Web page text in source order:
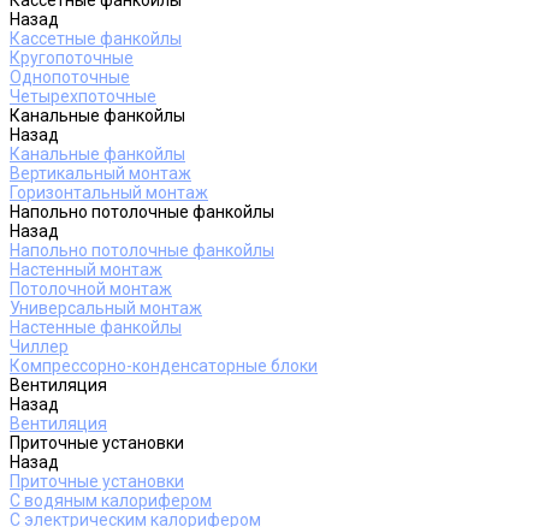
Назад
Кассетные фанкойлы
Кругопоточные
Однопоточные
Четырехпоточные
Канальные фанкойлы
Назад
Канальные фанкойлы
Вертикальный монтаж
Горизонтальный монтаж
Напольно потолочные фанкойлы
Назад
Напольно потолочные фанкойлы
Настенный монтаж
Потолочной монтаж
Универсальный монтаж
Настенные фанкойлы
Чиллер
Компрессорно-конденсаторные блоки
Вентиляция
Назад
Вентиляция
Приточные установки
Назад
Приточные установки
С водяным калорифером
С электрическим калорифером